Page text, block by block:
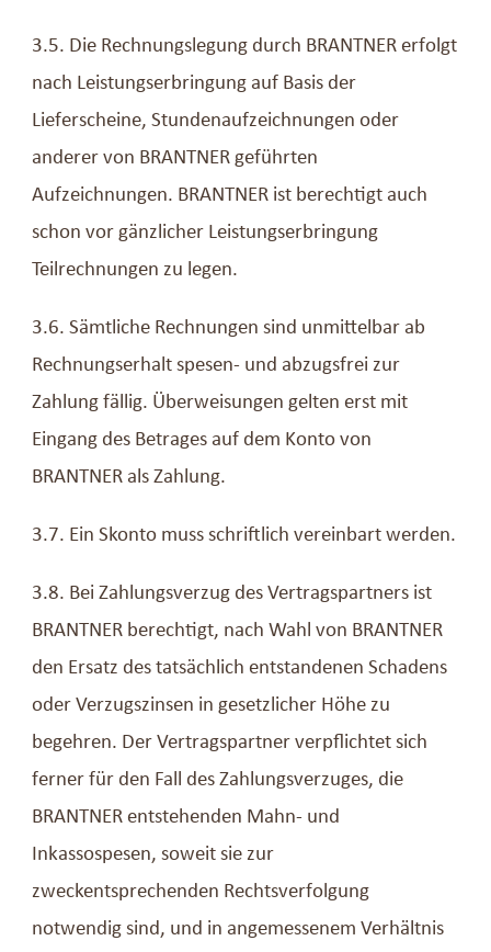
3.5. Die Rechnungslegung durch BRANTNER erfolgt
nach Leistungserbringung auf Basis der
Lieferscheine, Stundenaufzeichnungen oder
anderer von BRANTNER geführten
Aufzeichnungen. BRANTNER ist berechtigt auch
schon vor gänzlicher Leistungserbringung
Teilrechnungen zu legen.
3.6. Sämtliche Rechnungen sind unmittelbar ab
Rechnungserhalt spesen- und abzugsfrei zur
Zahlung fällig. Überweisungen gelten erst mit
Eingang des Betrages auf dem Konto von
BRANTNER als Zahlung.
3.7. Ein Skonto muss schriftlich vereinbart werden.
3.8. Bei Zahlungsverzug des Vertragspartners ist
BRANTNER berechtigt, nach Wahl von BRANTNER
den Ersatz des tatsächlich entstandenen Schadens
oder Verzugszinsen in gesetzlicher Höhe zu
begehren. Der Vertragspartner verpflichtet sich
ferner für den Fall des Zahlungsverzuges, die
BRANTNER entstehenden Mahn- und
Inkassospesen, soweit sie zur
zweckentsprechenden Rechtsverfolgung
notwendig sind, und in angemessenem Verhältnis